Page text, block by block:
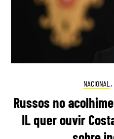
NACIONAL ,
Russos no
IL quer ouvir